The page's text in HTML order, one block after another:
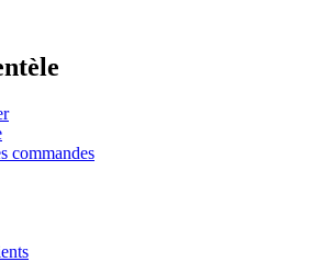
commandes